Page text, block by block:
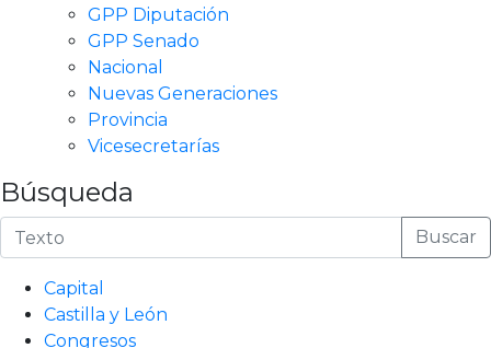
GPP Diputación
GPP Senado
Nacional
Nuevas Generaciones
Provincia
Vicesecretarías
Búsqueda
Buscar
Capital
Castilla y León
Congresos